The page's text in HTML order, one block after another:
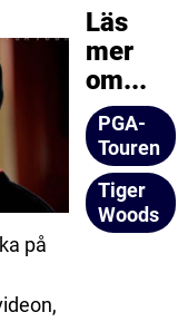
på
Läs
mer
om...
PGA-
Touren
Tiger
Woods